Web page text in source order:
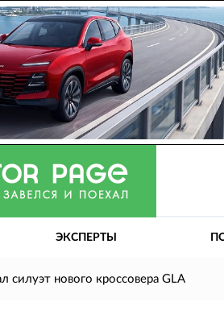
ЭКСПЕРТЫ
силуэт нового кроссовера GLA